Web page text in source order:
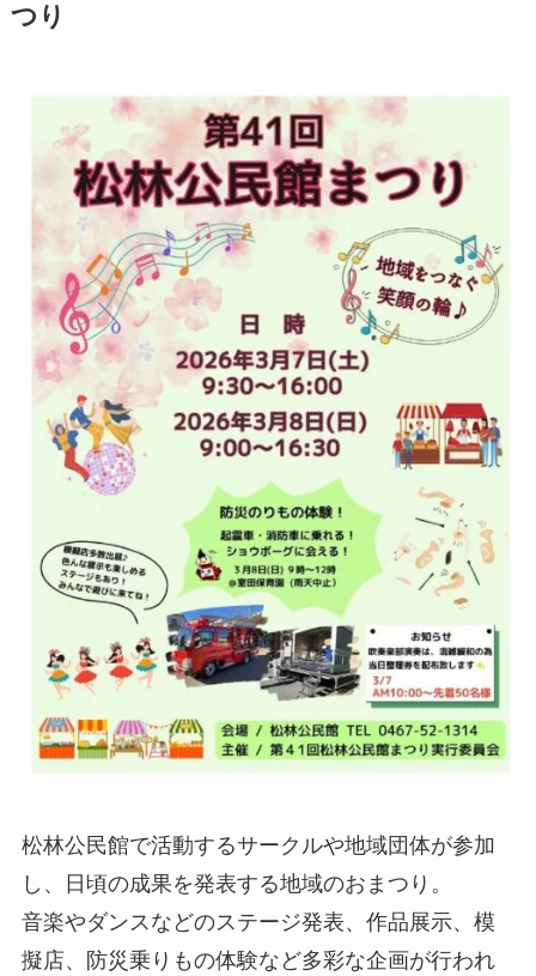
つり
松林公民館で活動するサークルや地域団体が参加
し、日頃の成果を発表する地域のおまつり。
音楽やダンスなどのステージ発表、作品展示、模
擬店、防災乗りもの体験など多彩な企画が行われ